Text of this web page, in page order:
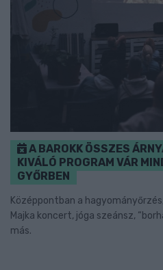
A BAROKK ÖSSZES
KIVÁLÓ PROGRAM VÁR
GYŐRBEN
Középpontban a
Majka koncert, jóga szeánsz,
más.